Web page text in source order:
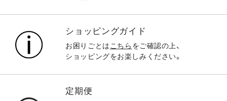
ショッピングガイド
お困りごとはこちら をご確認の上、
ショッピングをお楽しみください。
定期便